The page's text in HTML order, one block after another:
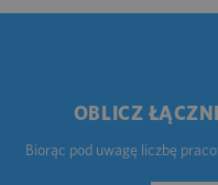
OBLICZ
Biorąc pod uwagę liczbę